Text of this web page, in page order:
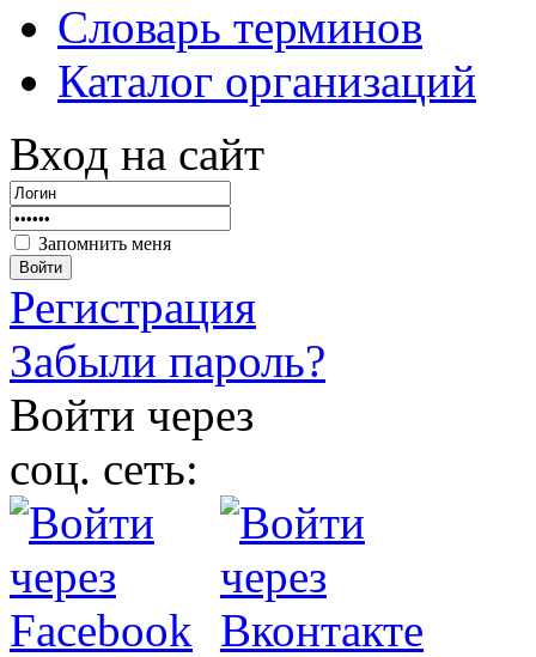
Словарь терминов
Каталог организаций
Вход на сайт
Запомнить меня
Войти
Регистрация
Забыли пароль?
Войти через
соц. сеть: